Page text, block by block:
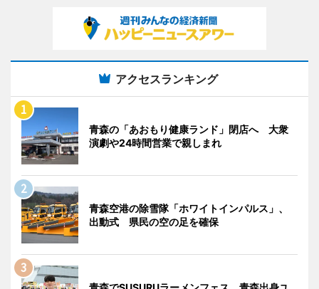
アクセスランキング
青森の「あおもり健康ランド」閉店へ 大衆
演劇や24時間営業で親しまれ
青森空港の除雪隊「ホワイトインパルス」、
出動式 県民の空の足を確保